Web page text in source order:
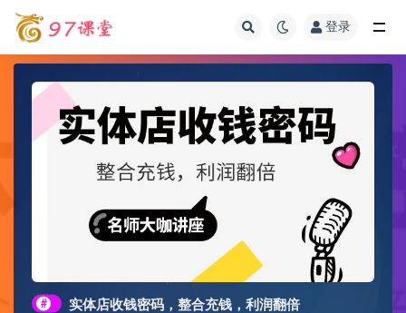
登录
# 实体店收钱密码，整合充钱，利润翻倍